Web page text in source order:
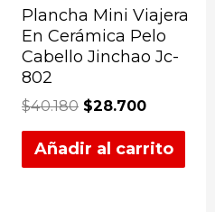
Plancha Mini Viajera
En Cerámica Pelo
Cabello Jinchao Jc-
802
$40.180 $28.700
Añadir al carrito